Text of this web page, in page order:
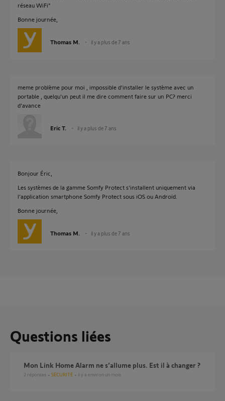
réseau WiFi"
Bonne journée,
Thomas M. il y a plus de 7 ans
meme problème pour moi , impossible d'installer le système avec un
portable , quelqu'un peut il me dire comment faire sur un PC? merci
d'avance
Eric T. il y a plus de 7 ans
Bonjour Éric,
Les systèmes de la gamme Somfy Protect s'installent uniquement via
l'application smartphone Somfy Protect sous iOS ou Androïd.
Bonne journée,
Thomas M. il y a plus de 7 ans
Questions liées
Mon Link Home Alarm ne s’allume plus. Est il à changer ?
2 réponses SÉCURITÉ il y a environ un mois